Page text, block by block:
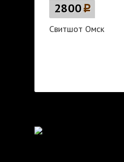
2800p
Свитшот Омск